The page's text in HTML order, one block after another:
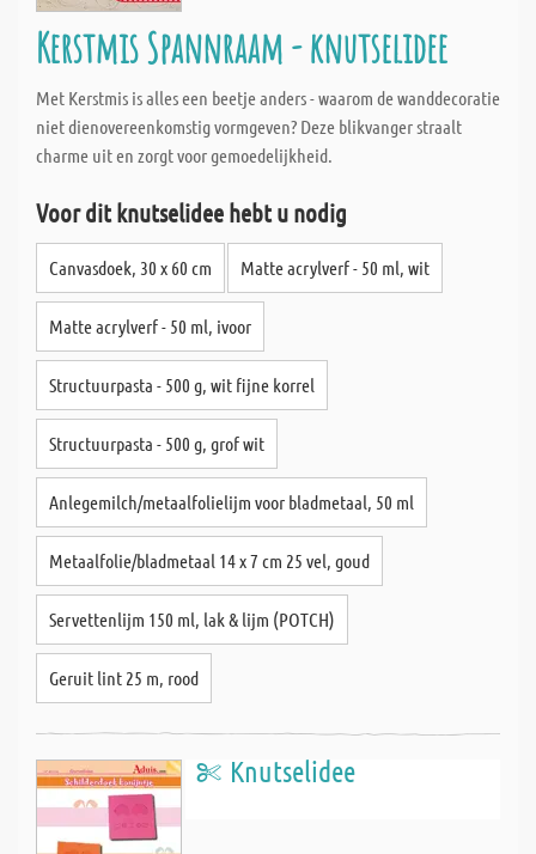
Kerstmis Spannraam - knutselidee
Met Kerstmis is alles een beetje anders - waarom de wanddecoratie
niet dienovereenkomstig vormgeven? Deze blikvanger straalt
charme uit en zorgt voor gemoedelijkheid.
Voor dit knutselidee hebt u nodig
Canvasdoek, 30 x 60 cm Matte acrylverf - 50 ml, wit
Matte acrylverf - 50 ml, ivoor
Structuurpasta - 500 g, wit fijne korrel
Structuurpasta - 500 g, grof wit
Anlegemilch/metaalfolielijm voor bladmetaal, 50 ml
Metaalfolie/bladmetaal 14 x 7 cm 25 vel, goud
Servettenlijm 150 ml, lak & lijm (POTCH)
Geruit lint 25 m, rood
Knutselidee